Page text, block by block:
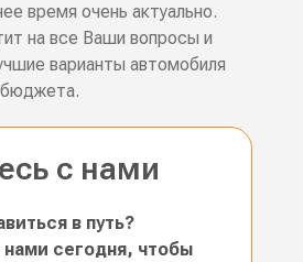
время очень актуально.
на все Ваши вопросы и
варианты автомобиля
с нами
в путь?
сегодня, чтобы